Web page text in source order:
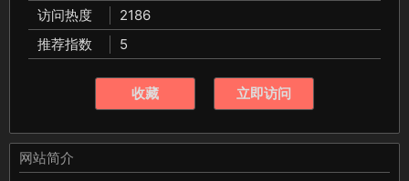
访问热度
2186
推荐指数
5
收藏 立即访问
网站简介